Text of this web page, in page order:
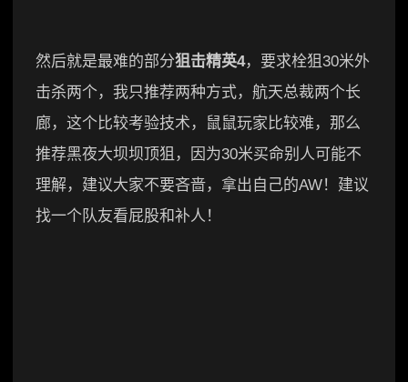
然后就是最难的部分狙击精英4，要求栓狙30米外
击杀两个，我只推荐两种方式，航天总裁两个长
廊，这个比较考验技术，鼠鼠玩家比较难，那么
推荐黑夜大坝坝顶狙，因为30米买命别人可能不
理解，建议大家不要吝啬，拿出自己的AW！建议
找一个队友看屁股和补人！